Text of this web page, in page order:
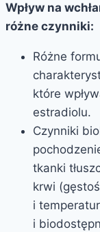
Wpływ na
różne czynniki:
Różne
które
estradiolu.
Czynniki
tkanki
krwi
i
i